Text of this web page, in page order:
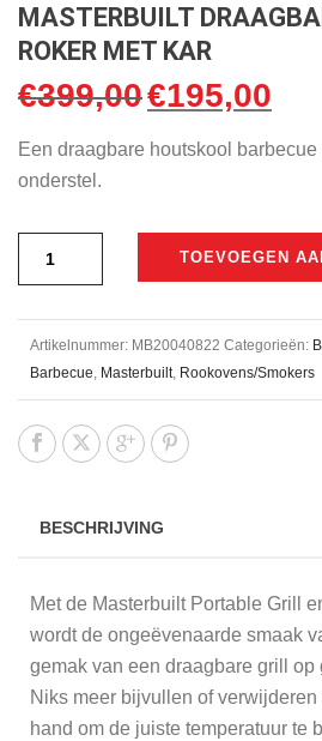
MASTERBUILT
ROKER MET KAR
€399,00 Oorspronkelijke
was:
€195,00
is:
Een draagbare houtskool
onderstel.
TOEVOEGEN
Artikelnummer: MB20040822 Categorieën:
Barbecue Masterbuilt Rookovens/Smokers
BESCHRIJVING
Met de Masterbuilt Portable Grill
wordt de ongeëvenaarde smaak
gemak van een draagbare grill op
Niks meer bijvullen of
hand om de juiste temperatuur te